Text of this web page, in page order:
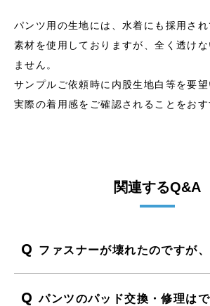
パンツ用の生地には、水着にも採用さ
素材を使用しておりますが、全く透け
ません。
サンプルご依頼時に内股生地白等を要望
実際の着用感をご確認されることをおす
関連するQ&A
Q ファスナーが壊れたのですが
Q パンツのパッド交換・修理は